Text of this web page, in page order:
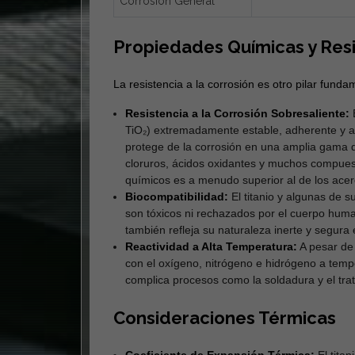
Propiedades Químicas y
La resistencia a la corrosión es otro pilar
Resistencia a la Corrosión Sobresaliente:
TiO₂) extremadamente estable, adherente y
protege de la corrosión en una amplia gama
cloruros, ácidos oxidantes y muchos
químicos es a menudo superior al de los
Biocompatibilidad: El titanio y algunas de
son tóxicos ni rechazados por el cuerpo
también refleja su naturaleza inerte y segura
Reactividad a Alta Temperatura: A pesar
con el oxígeno, nitrógeno e hidrógeno a
complica procesos como la soldadura y el
Consideraciones Térmicas